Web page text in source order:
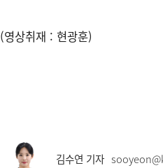
(영상취재 : 현광훈)
김수연 기자